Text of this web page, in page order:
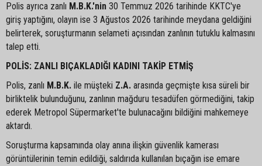
Polis ayrıca zanlı M.B.K.'nin 30 Temmuz 2026 tarihinde KKTC'ye
giriş yaptığını, olayın ise 3 Ağustos 2026 tarihinde meydana geldiğini
belirterek, soruşturmanın selameti açısından zanlının tutuklu kalmasını
talep etti.
POLİS: ZANLI BIÇAKLADIĞI KADINI TAKİP ETMİŞ
Polis, zanlı M.B.K. ile müşteki Z.A. arasında geçmişte kısa süreli bir
birliktelik bulunduğunu, zanlının mağduru tesadüfen görmediğini, takip
ederek Metropol Süpermarket'te bulunacağını bildiğini mahkemeye
aktardı.
Soruşturma kapsamında olay anına ilişkin güvenlik kamerası
görüntülerinin temin edildiği, saldırıda kullanılan bıçağın ise emare